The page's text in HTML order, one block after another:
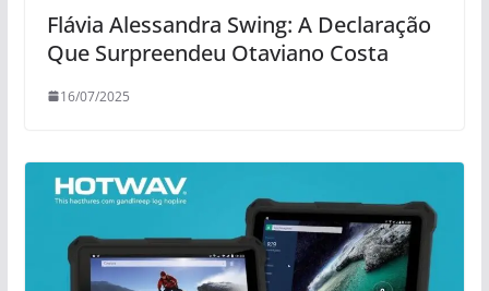
Flávia Alessandra Swing: A Declaração
Que Surpreendeu Otaviano Costa
16/07/2025